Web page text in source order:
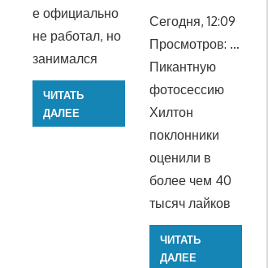
е официально
не работал, но
занимался
ЧИТАТЬ
ДАЛЕЕ
Сегодня, 12:09
Просмотров: …
Пикантную
фотосессию
Хилтон
поклонники
оценили в
более чем 40
тысяч лайков
ЧИТАТЬ
ДАЛЕЕ